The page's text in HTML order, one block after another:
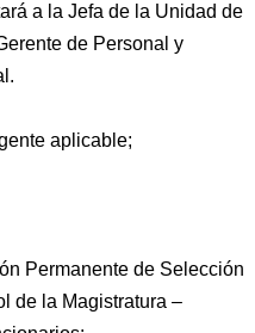
a la Jefa de la Unidad de
de Personal y
aplicable;
Permanente de Selección
de la Magistratura –